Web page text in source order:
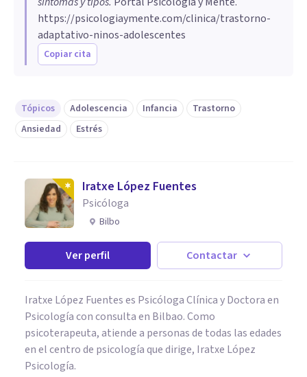
https://psicologiaymente.com/clinica/trastorno-
adaptativo-ninos-adolescentes
Copiar cita
Tópicos Adolescencia Infancia
Trastorno
Ansiedad
Estrés
Iratxe López Fuentes
Psicóloga
Bilbo
Ver perfil Contactar
Iratxe López Fuentes es Psicóloga Clínica y Doctora en
Psicología con consulta en Bilbao. Como
psicoterapeuta, atiende a personas de todas las edades
en el centro de psicología que dirige, Iratxe López
Psicología.